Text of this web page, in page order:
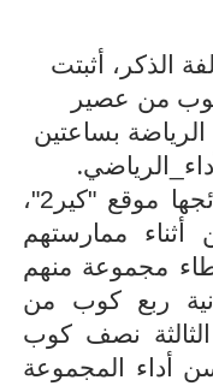
الذكر، أثبتت
من عصير
بساعتين
.
أجريت الدراسة التي نقل نتائجها موقع "كير2"،
ممارستهم
مجموعة منهم
ربع كوب من
نصف كوب
أداء المجموعة